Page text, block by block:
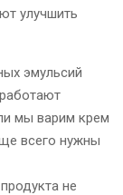
улучшить
эмульсий
мы варим крем
всего нужны
не